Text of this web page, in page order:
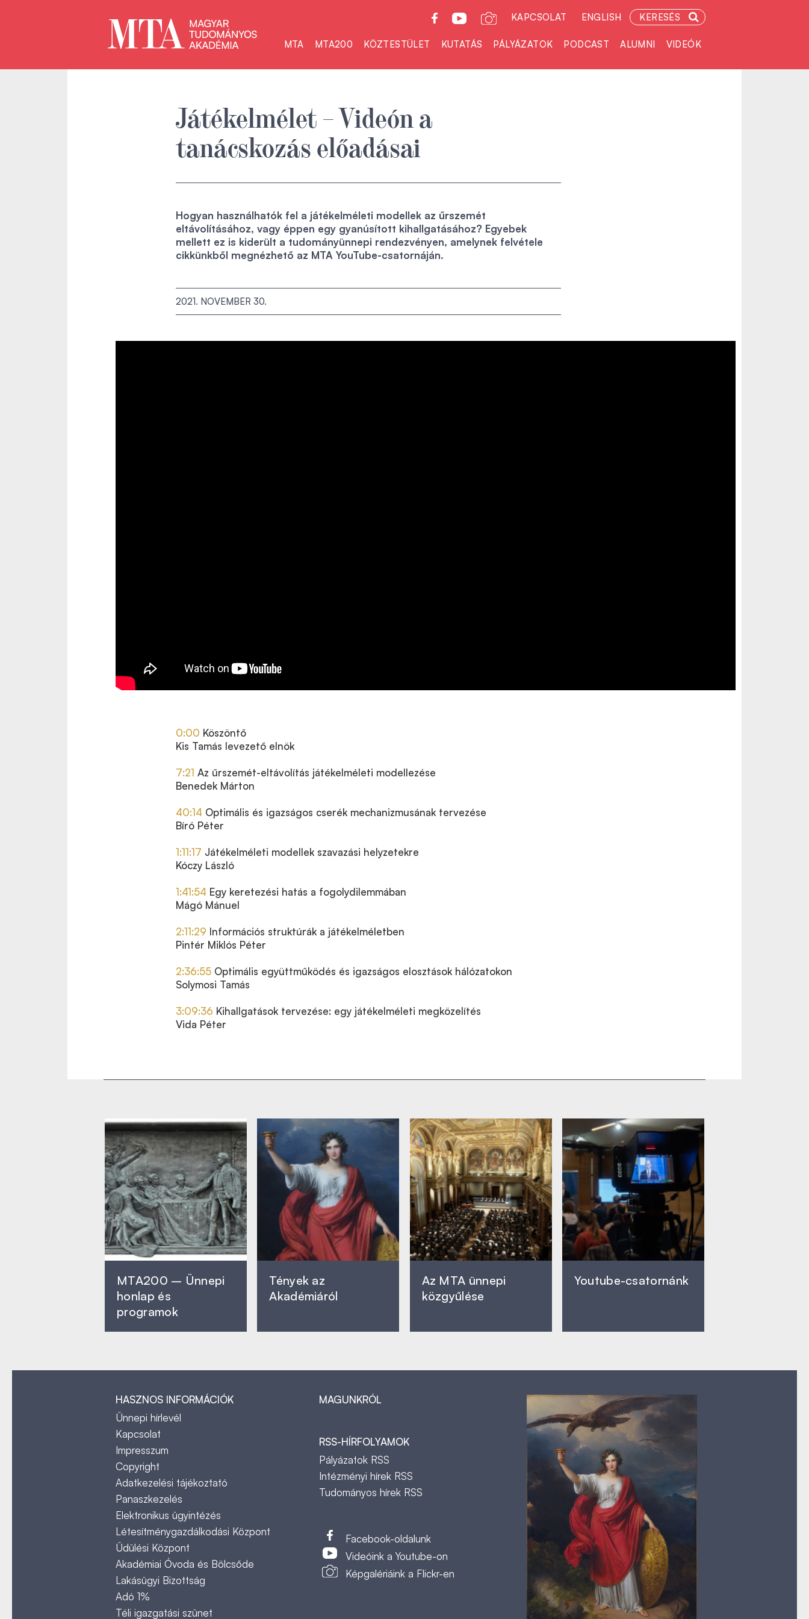
KAPCSOLAT ENGLISH KERESÉS
MTA MTA200 KÖZTESTÜLET KUTATÁS PÁLYÁZATOK PODCAST ALUMNI VIDEÓK
Játékelmélet – Videón a
tanácskozás előadásai
Hogyan használhatók fel a játékelméleti modellek az űrszemét
eltávolításához, vagy éppen egy gyanúsított kihallgatásához? Egyebek
mellett ez is kiderült a tudományünnepi rendezvényen, amelynek felvétele
cikkünkből megnézhető az MTA YouTube-csatornáján.
2021. NOVEMBER 30.
0:00 Köszöntő
Kis Tamás levezető elnök
7:21 Az űrszemét-eltávolítás játékelméleti modellezése
Benedek Márton
40:14 Optimális és igazságos cserék mechanizmusának tervezése
Bíró Péter
1:11:17 Játékelméleti modellek szavazási helyzetekre
Kóczy László
1:41:54 Egy keretezési hatás a fogolydilemmában
Mágó Mánuel
2:11:29 Információs struktúrák a játékelméletben
Pintér Miklós Péter
2:36:55 Optimális együttműködés és igazságos elosztások hálózatokon
Solymosi Tamás
3:09:36 Kihallgatások tervezése: egy játékelméleti megközelítés
Vida Péter
MTA200 – Ünnepi
honlap és
programok
Tények az
Akadémiáról
Az MTA ünnepi
közgyűlése
Youtube-csatornánk
HASZNOS INFORMÁCIÓK
Ünnepi hírlevél
Kapcsolat
Impresszum
Copyright
Adatkezelési tájékoztató
Panaszkezelés
Elektronikus ügyintézés
Létesítménygazdálkodási Központ
Üdülési Központ
Akadémiai Óvoda és Bölcsőde
Lakásügyi Bizottság
Adó 1%
Téli igazgatási szünet
MAGUNKRÓL
RSS-HÍRFOLYAMOK
Pályázatok RSS
Intézményi hírek RSS
Tudományos hírek RSS
Facebook-oldalunk
Videóink a Youtube-on
Képgalériáink a Flickr-en